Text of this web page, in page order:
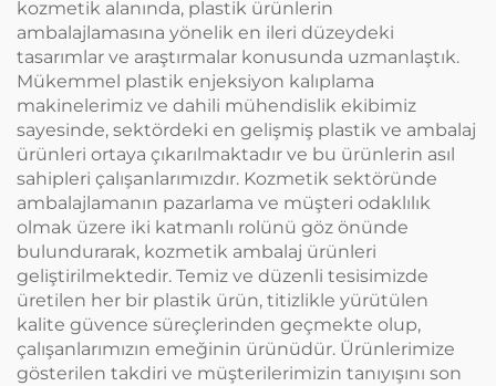
kozmetik alanında, plastik ürünlerin
ambalajlamasına yönelik en ileri düzeydeki
tasarımlar ve araştırmalar konusunda uzmanlaştık.
Mükemmel plastik enjeksiyon kalıplama
makinelerimiz ve dahili mühendislik ekibimiz
sayesinde, sektördeki en gelişmiş plastik ve ambalaj
ürünleri ortaya çıkarılmaktadır ve bu ürünlerin asıl
sahipleri çalışanlarımızdır. Kozmetik sektöründe
ambalajlamanın pazarlama ve müşteri odaklılık
olmak üzere iki katmanlı rolünü göz önünde
bulundurarak, kozmetik ambalaj ürünleri
geliştirilmektedir. Temiz ve düzenli tesisimizde
üretilen her bir plastik ürün, titizlikle yürütülen
kalite güvence süreçlerinden geçmekte olup,
çalışanlarımızın emeğinin ürünüdür. Ürünlerimize
gösterilen takdiri ve müşterilerimizin tanıyışını son